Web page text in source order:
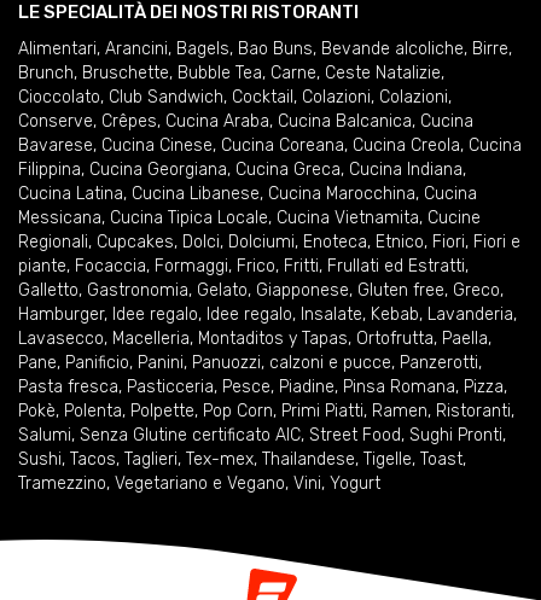
LE SPECIALITÀ DEI NOSTRI RISTORANTI
Alimentari, Arancini, Bagels, Bao Buns, Bevande alcoliche, Birre,
Brunch, Bruschette, Bubble Tea, Carne, Ceste Natalizie,
Cioccolato, Club Sandwich, Cocktail , Colazioni, Colazioni,
Conserve, Crêpes, Cucina Araba, Cucina Balcanica, Cucina
Bavarese, Cucina Cinese, Cucina Coreana, Cucina Creola, Cucina
Filippina, Cucina Georgiana, Cucina Greca, Cucina Indiana,
Cucina Latina, Cucina Libanese, Cucina Marocchina, Cucina
Messicana, Cucina Tipica Locale, Cucina Vietnamita, Cucine
Regionali, Cupcakes, Dolci, Dolciumi, Enoteca, Etnico, Fiori, Fiori e
piante, Focaccia, Formaggi, Frico, Fritti, Frullati ed Estratti,
Galletto, Gastronomia, Gelato, Giapponese, Gluten free, Greco,
Hamburger, Idee regalo, Idee regalo, Insalate, Kebab, Lavanderia,
Lavasecco, Macelleria, Montaditos y Tapas, Ortofrutta, Paella,
Pane, Panificio, Panini, Panuozzi, calzoni e pucce, Panzerotti,
Pasta fresca, Pasticceria, Pesce, Piadine, Pinsa Romana, Pizza,
Pokè, Polenta, Polpette, Pop Corn, Primi Piatti, Ramen, Ristoranti,
Salumi, Senza Glutine certificato AIC, Street Food, Sughi Pronti,
Sushi, Tacos, Taglieri, Tex-mex, Thailandese, Tigelle, Toast,
Tramezzino, Vegetariano e Vegano, Vini, Yogurt